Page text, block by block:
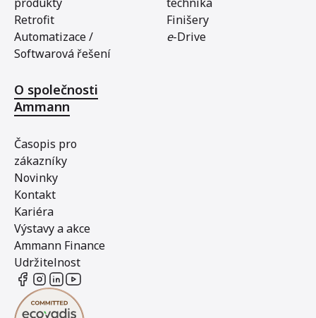
Retrofit
Automatizace /
Softwarová řešení
Finišery
e-Drive
O společnosti
Ammann
Časopis pro
zákazníky
Novinky
Kontakt
Kariéra
Výstavy a akce
Ammann Finance
Udržitelnost